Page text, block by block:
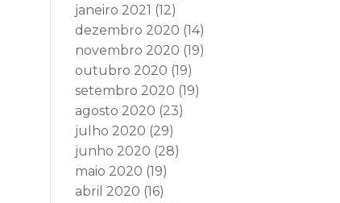
janeiro 2021 (12)
dezembro 2020 (14)
novembro 2020 (19)
outubro 2020 (19)
setembro 2020 (19)
agosto 2020 (23)
julho 2020 (29)
junho 2020 (28)
maio 2020 (19)
abril 2020 (16)